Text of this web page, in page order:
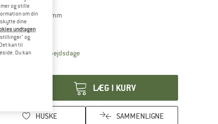
Ø 6 x 850 mm
6 x 850 mm
4-6 arbejdsdageLinket åbnes i en infoboks og indeholder
LÆG I KURV
HUSKE SAMMENLIGNE
og stille
om din
dine
undtagen
og
kan til
Du kan